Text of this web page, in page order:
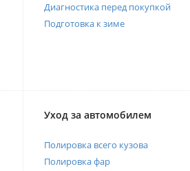
Диагностика перед покупкой
Подготовка к зиме
Уход за автомобилем
Полировка всего кузова
Полировка фар